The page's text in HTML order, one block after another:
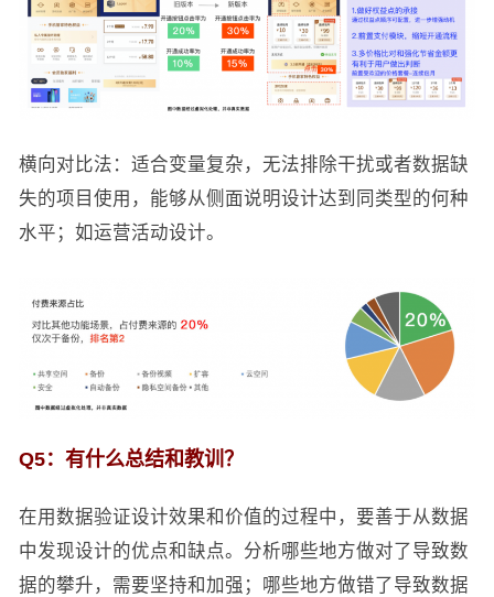
横向对比法：适合变量复杂，无法排除干扰或者数据缺
失的项目使用，能够从侧面说明设计达到同类型的何种
水平；如运营活动设计。
Q5：有什么总结和教训？
在用数据验证设计效果和价值的过程中，要善于从数据
中发现设计的优点和缺点。分析哪些地方做对了导致数
据的攀升，需要坚持和加强；哪些地方做错了导致数据